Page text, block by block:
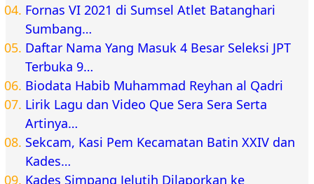
Fornas VI 2021 di Sumsel Atlet Batanghari
Sumbang…
Daftar Nama Yang Masuk 4 Besar Seleksi JPT
Terbuka 9…
Biodata Habib Muhammad Reyhan al Qadri
Lirik Lagu dan Video Que Sera Sera Serta
Artinya…
Sekcam, Kasi Pem Kecamatan Batin XXIV dan
Kades…
Kades Simpang Jelutih Dilaporkan ke